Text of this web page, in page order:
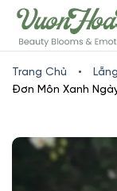
Trang Chủ •
Đơn Môn Xanh